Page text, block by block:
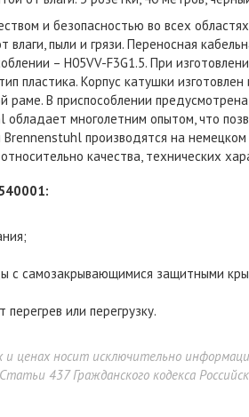
и безопасностью во всех
пыли и грязи. Переносная
– H05VV-F3G1.5. При
пластика. Корпус катушки изготовлен
раме. В приспособлении
обладает многолетним опытом, что
Brennenstuhl производятся на
качества, технических
:
с самозакрывающимися защитными
или перегрузку.
ценах носит исключительно
437 Гражданского кодекса